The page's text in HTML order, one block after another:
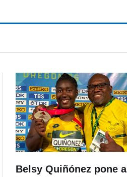
Belsy Quiñónez pone a